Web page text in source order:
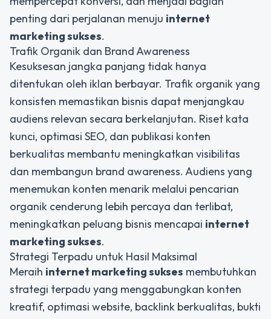
penting dari perjalanan menuju internet
marketing sukses.
Trafik Organik dan Brand Awareness
Kesuksesan jangka panjang tidak hanya
ditentukan oleh iklan berbayar. Trafik organik yang
konsisten memastikan bisnis dapat menjangkau
audiens relevan secara berkelanjutan. Riset kata
kunci, optimasi SEO, dan publikasi konten
berkualitas membantu meningkatkan visibilitas
dan membangun brand awareness. Audiens yang
menemukan konten menarik melalui pencarian
organik cenderung lebih percaya dan terlibat,
meningkatkan peluang bisnis mencapai internet
marketing sukses.
Strategi Terpadu untuk Hasil Maksimal
Meraih internet marketing sukses membutuhkan
strategi terpadu yang menggabungkan konten
kreatif, optimasi website, backlink berkualitas, bukti